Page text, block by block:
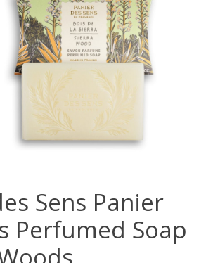
Sens Panier
Perfumed Soap